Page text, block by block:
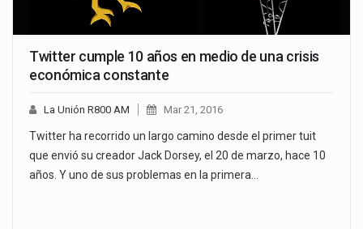
Twitter cumple 10 años en medio de una crisis
económica constante
La Unión R800 AM Mar 21, 2016
Twitter ha recorrido un largo camino desde el primer tuit
que envió su creador Jack Dorsey, el 20 de marzo, hace 10
años. Y uno de sus problemas en la primera…